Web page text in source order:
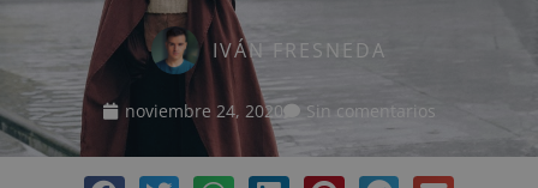
IVÁN FRESNEDA
noviembre 24, 2020 Sin comentarios